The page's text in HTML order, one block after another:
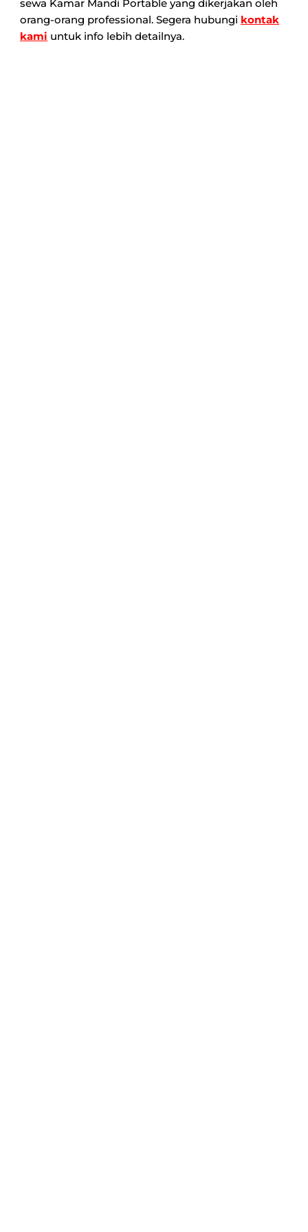
sewa Kamar Mandi Portable yang dikerjakan oleh
orang-orang professional. Segera hubungi kontak
kami untuk info lebih detailnya.